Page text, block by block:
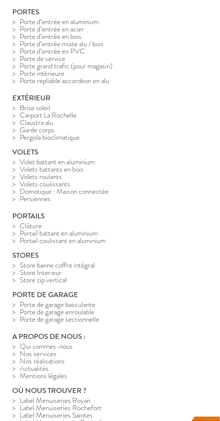
PORTES
Porte d’entrée en aluminium
Porte d’entrée en acier
Porte d’entrée en bois
Porte d’entrée mixte alu / bois
Porte d’entrée en PVC
Porte de service
Porte grand trafic (pour magasin)
Porte intérieure
Porte repliable accordéon en alu
EXTÉRIEUR
Brise soleil
Carport La Rochelle
Claustra alu
Garde corps
Pergola bioclimatique
VOLETS
Volet battant en aluminium
Volets battants en bois
Volets roulants
Volets coulissants
Domotique : Maison connectée
Persiennes
PORTAILS
Clôture
Portail battant en aluminium
Portail coulissant en aluminium
STORES
Store banne coffre intégral
Store Interieur
Store zip vertical
PORTE DE GARAGE
Porte de garage basculante
Porte de garage enroulable
Porte de garage sectionnelle
A PROPOS DE NOUS :
Qui sommes-nous
Nos services
Nos réalisations
Actualités
Mentions légales
OÙ NOUS TROUVER ?
Label Menuiseries Royan
Label Menuiseries Rochefort
Label Menuiseries Saintes